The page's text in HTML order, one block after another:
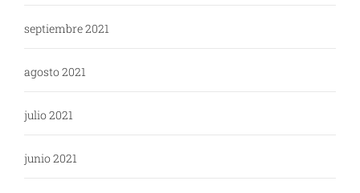
septiembre 2021
agosto 2021
julio 2021
junio 2021